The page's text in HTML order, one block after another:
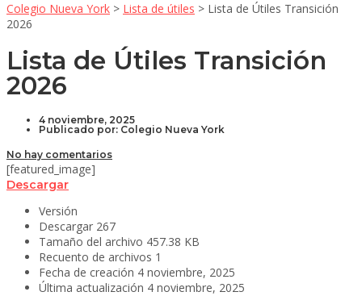
Colegio Nueva York > Lista de útiles > Lista de Útiles Transición
2026
Lista de Útiles Transición
2026
4 noviembre, 2025
Publicado por: Colegio Nueva York
No hay comentarios
[featured_image]
Descargar
Versión
Descargar 267
Tamaño del archivo 457.38 KB
Recuento de archivos 1
Fecha de creación 4 noviembre, 2025
Última actualización 4 noviembre, 2025